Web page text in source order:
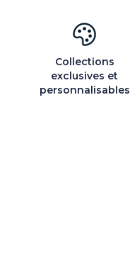
Collections
exclusives et
personnalisables